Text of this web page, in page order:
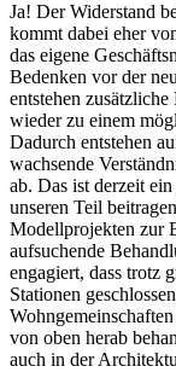
Ja! Der Widerstand
kommt dabei eher
das eigene
Bedenken vor der
entstehen
wieder zu einem
Dadurch entstehen
wachsende
ab. Das ist derzeit
unseren Teil
Modellprojekten zur
aufsuchende
engagiert, dass trotz
Stationen
von oben herab
auch in der